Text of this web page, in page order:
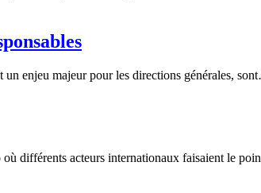
un enjeu majeur pour les directions générales,
différents acteurs internationaux faisaient le